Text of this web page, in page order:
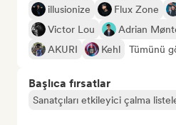
illusionize Flux Zone
Victor Lou
Adrian
AKURI
Kehl Tümünü
Başlıca fırsatlar
Sanatçıları etkileyici çalma